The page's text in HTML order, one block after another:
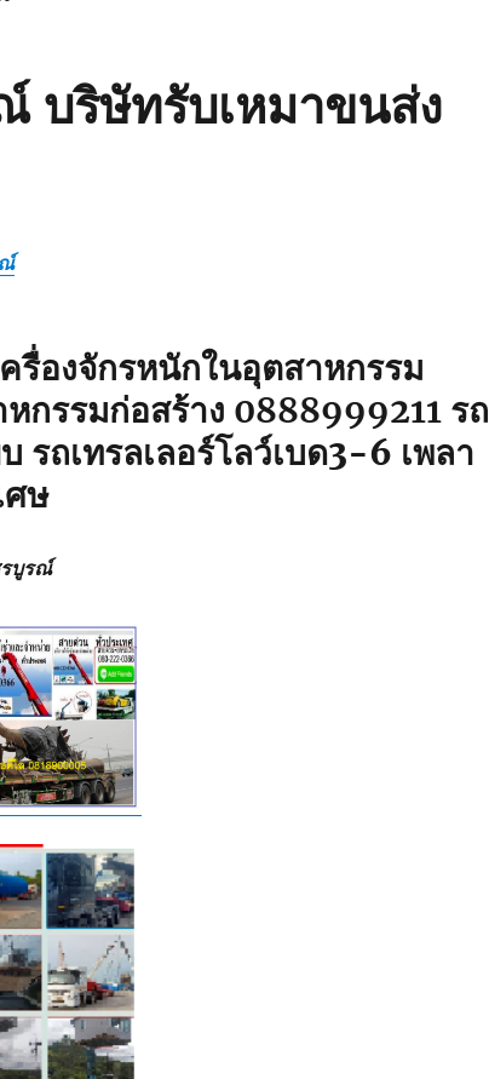
บริษัทรับเหมาขนส่ง
รื่องจักรหนักในอุตสาหกรรม
กรรมก่อสร้าง 0888999211 รถ
รถเทรลเลอร์โลว์เบด3-6 เพลา
ษ
บูรณ์